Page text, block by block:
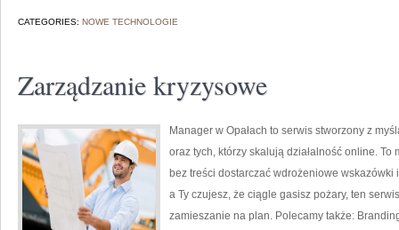
CATEGORIES: NOWE TECHNOLOGIE
Zarządzanie kryzysowe
Manager w Opałach to serwis stworzony z
oraz tych, którzy skalują działalność online.
bez treści dostarczać wdrożeniowe
a Ty czujesz, że ciągle gasisz pożary, ten
zamieszanie na plan. Polecamy także: